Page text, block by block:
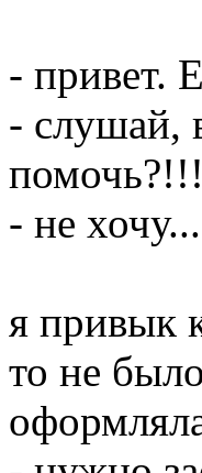
- привет.
- слушай,
помочь?!!!
- не
я привык
то не